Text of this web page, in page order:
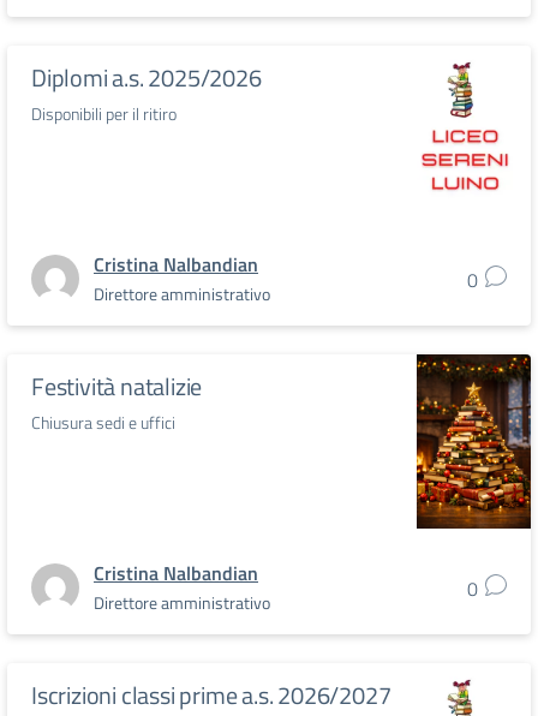
Diplomi a.s. 2025/2026
Disponibili per il ritiro
Cristina Nalbandian
Direttore amministrativo 0
Festività natalizie
Chiusura sedi e uffici
Cristina Nalbandian
Direttore amministrativo 0
Iscrizioni classi prime a.s. 2026/2027